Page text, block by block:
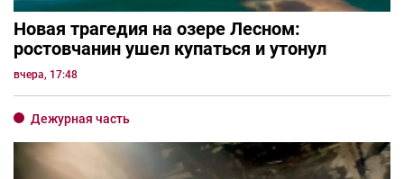
Новая трагедия на озере Лесном:
ростовчанин ушел купаться и утонул
вчера, 17:48
Дежурная часть